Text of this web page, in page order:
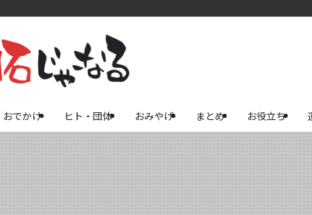
おでかけ ヒト・団体 おみやげ まとめ お役立ち